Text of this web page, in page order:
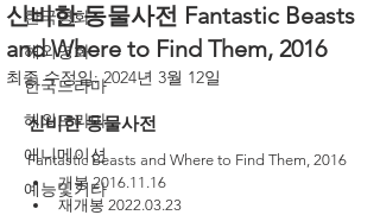
한국영화
해외영화
한국드라마
해외드라마
애니메이션
예능및기타
신비한 동물사전 Fantastic Beasts
and Where to Find Them, 2016
최종 수정일:2024년 3월 12일
신비한 동물사전
Fantastic Beasts and Where to Find Them, 2016
개봉 2016.11.16
재개봉 2022.03.23